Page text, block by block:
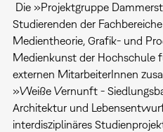
Die »Projektgruppe
Studierenden der
Medientheorie, Grafik- und
Medienkunst der Hochschule
externen MitarbeiterInnen
»Weiße Vernunft -
Architektur und
interdisziplinäres